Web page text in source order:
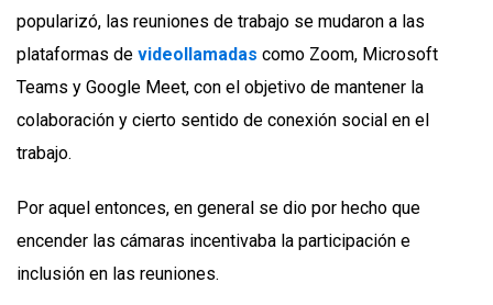
popularizó, las reuniones de trabajo se mudaron a las
plataformas de videollamadas como Zoom, Microsoft
Teams y Google Meet, con el objetivo de mantener la
colaboración y cierto sentido de conexión social en el
trabajo.
Por aquel entonces, en general se dio por hecho que
encender las cámaras incentivaba la participación e
inclusión en las reuniones.